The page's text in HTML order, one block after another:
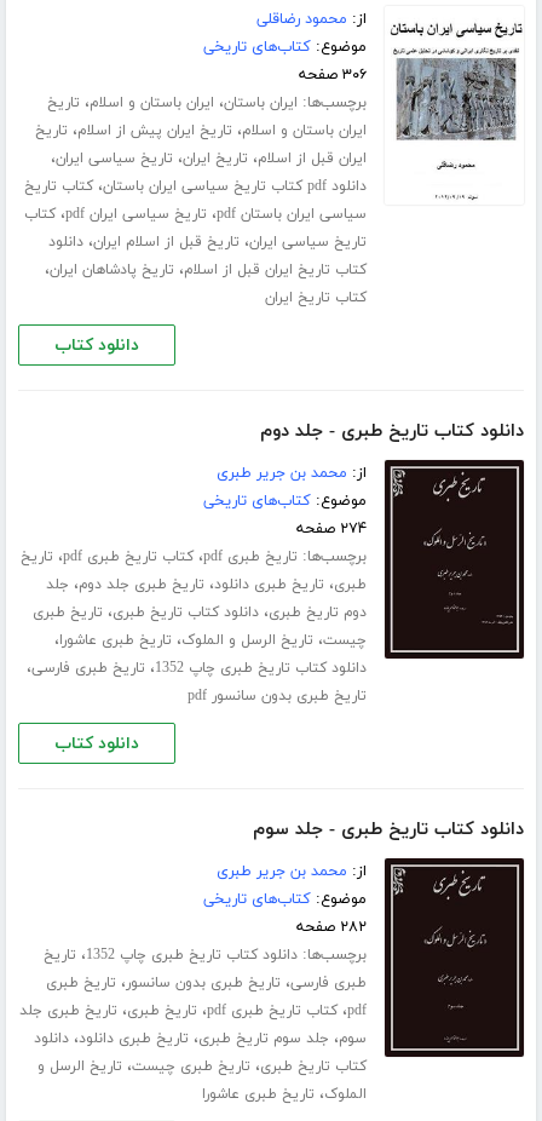
از: محمود رضاقلی
موضوع:کتاب‌های تاریخی
۳۰۶ صفحه
برچسب‌ها: ایران باستان، ایران باستان و اسلام، تاریخ
ایران باستان و اسلام، تاریخ ایران پیش از اسلام، تاریخ
ایران قبل از اسلام، تاریخ ایران، تاریخ سیاسی ایران،
دانلود pdf کتاب تاریخ سیاسی ایران باستان ،کتاب تاریخ
سیاسی ایران باستان pdf
، تاریخ سیاسی ایران pdf ،کتاب
تاریخ سیاسی ایران، تاریخ قبل از اسلام ایران،دانلود
کتاب تاریخ ایران قبل از اسلام، تاریخ پادشاهان ایران،
کتاب تاریخ ایران
دانلود کتاب
دانلود کتاب تاریخ طبری - جلد دوم
از: محمد بن جریر طبری
موضوع:کتاب‌های تاریخی
۲۷۴ صفحه
برچسب‌ها: تاریخ طبری pdf ،کتاب تاریخ طبری pdf ، تاریخ
طبری، تاریخ طبری دانلود، تاریخ طبری جلد دوم، جلد
دوم تاریخ طبری،دانلود کتاب تاریخ طبری، تاریخ طبری
چیست، تاریخ الرسل و الملوک، تاریخ طبری عاشورا،
دانلود کتاب تاریخ طبری چاپ 1352 ، تاریخ طبری فارسی،
تاریخ طبری بدون سانسور pdf
دانلود کتاب
دانلود کتاب تاریخ طبری - جلد سوم
از: محمد بن جریر طبری
موضوع:کتاب‌های تاریخی
۲۸۲ صفحه
برچسب‌ها:دانلود کتاب تاریخ طبری چاپ 1352 ، تاریخ
طبری فارسی، تاریخ طبری بدون سانسور، تاریخ طبری
pdf،کتاب تاریخ طبری pdf ، تاریخ طبری، تاریخ طبری جلد
سوم، جلد سوم تاریخ طبری، تاریخ طبری دانلود،دانلود
کتاب تاریخ طبری، تاریخ طبری چیست، تاریخ الرسل و
الملوک، تاریخ طبری عاشورا